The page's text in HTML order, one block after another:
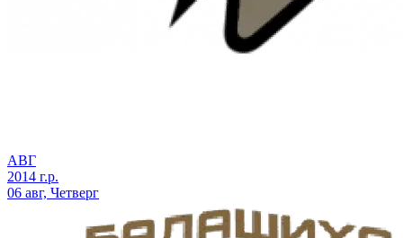
АВГ
2014 г.р.
06 авг, Четверг